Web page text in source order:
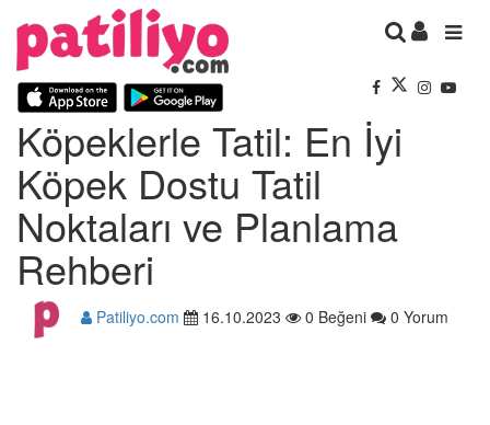
Köpeklerle Tatil: En İyi
Köpek Dostu Tatil
Noktaları ve Planlama
Rehberi
Patiliyo.com 16.10.2023 0 Beğeni 0 Yorum